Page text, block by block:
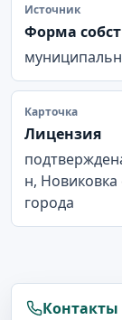
Источник
Форма
Карточка
Лицензия
н, Новиковка
города
Контакты